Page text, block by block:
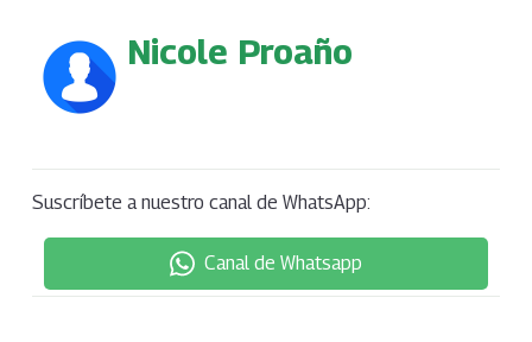
Nicole Proaño
Suscríbete a nuestro canal de WhatsApp:
Canal de Whatsapp